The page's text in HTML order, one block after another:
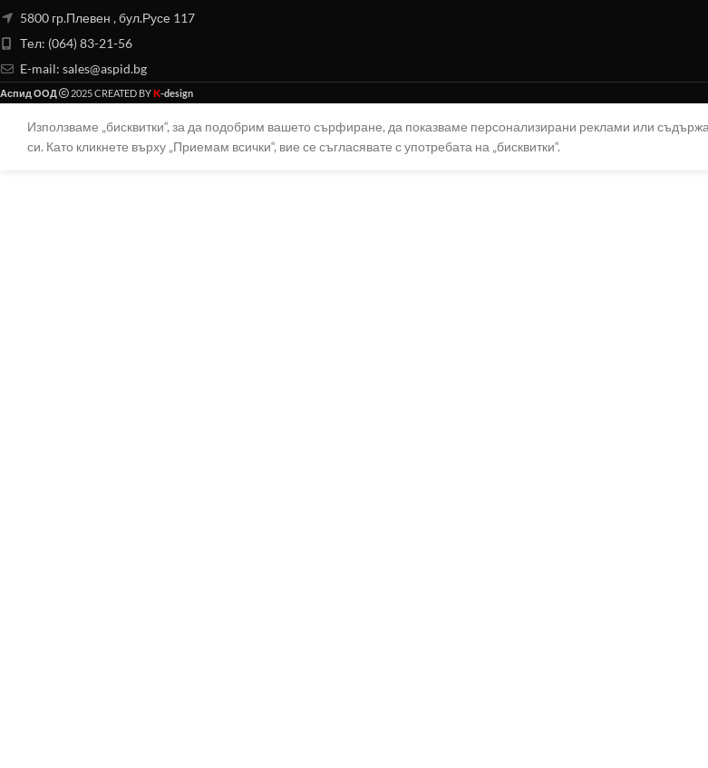
5800 гр.Плевен , бул.Русе 117
Тел: (064) 83-21-56
E-mail: sales@aspid.bg
Аспид ООД 2025 CREATED BY K-design
Използваме „бисквитки“, за да подобрим вашето сърфиране, да показваме персонализирани реклами или
си. Като кликнете върху „Приемам всички“, вие се съгласявате с употребата на „бисквитки“.